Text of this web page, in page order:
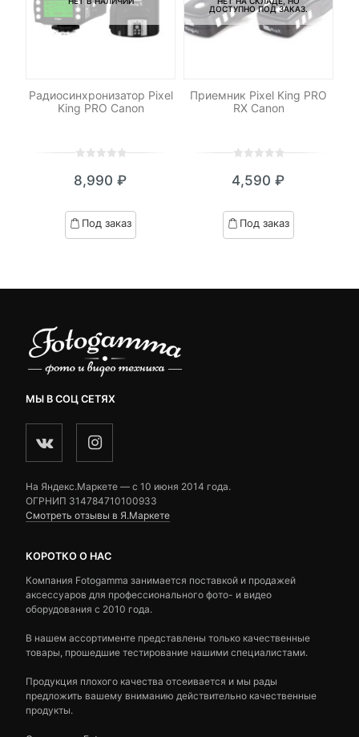
Радиосинхронизатор Pixel
King PRO Canon
out
based
on
8,990 ₽
Под заказ
ДОСТУПНО ПОД ЗАКАЗ.
Приемник Pixel King PRO
RX Canon
out
based
on
4,590 ₽
Под заказ
МЫ В СОЦ СЕТЯХ
На Яндекс.Маркете — c 10 июня 2014 года.
ОГРНИП 314784710100933
Смотреть отзывы в Я.Маркете
КОРОТКО О НАС
Компания Fotogamma занимается поставкой и продажей
аксессуаров для профессионального фото- и видео
оборудования с 2010 года.
В нашем ассортименте представлены только качественные
товары, прошедшие тестирование нашими специалистами.
Продукция плохого качества отсеивается и мы рады
предложить вашему вниманию действительно качественные
продукты.